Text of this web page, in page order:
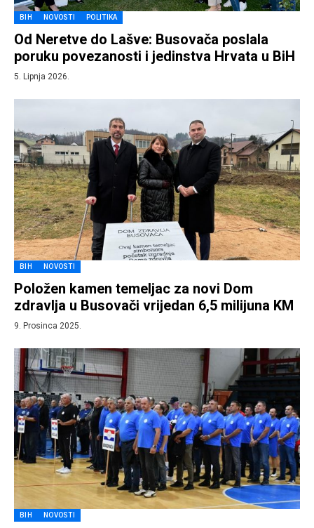
BIH NOVOSTI POLITIKA
Od Neretve do Lašve: Busovača poslala
poruku povezanosti i jedinstva Hrvata u BiH
5. Lipnja 2026.
BIH NOVOSTI
Položen kamen temeljac za novi Dom
zdravlja u Busovači vrijedan 6,5 milijuna KM
9. Prosinca 2025.
BIH NOVOSTI